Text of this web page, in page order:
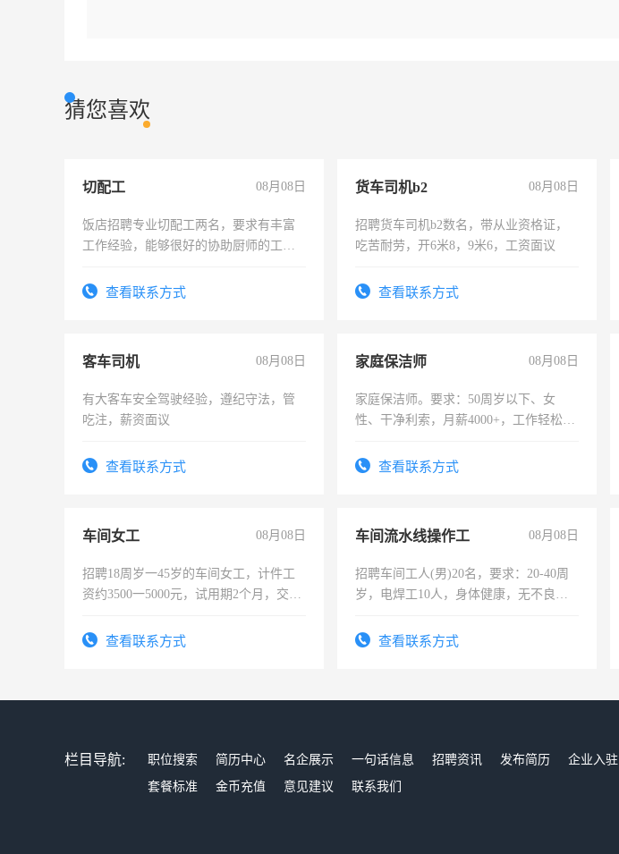
猜您喜欢
切配工 08月08日
饭店招聘专业切配工两名，要求有丰富
工作经验，能够很好的协助厨师的工
4500。查看联系方式
货车司机b2 08月08日
招聘货车司机b2数名，带从业资格证，
吃苦耐劳，开6米8，9米6，工资面议
查看联系方式
客车司机 08月08日
有大客车安全驾驶经验，遵纪守法，管
吃注，薪资面议
查看联系方式
家庭保洁师 08月08日
家庭保洁师。要求：50周岁以下、女
性、干净利索，月薪4000+，工作轻松，
太太等。查看联系方式
车间女工 08月08日
招聘18周岁一45岁的车间女工，计件工
资约3500一5000元，试用期2个月，交五
查看联系方式
车间流水线操作工 08月08日
招聘车间工人(男)20名，要求：20-40周
岁，电焊工10人，身体健康，无不良嗜
宿，免费发放劳保用品，两班倒，每月
查看联系方式
栏目导航: 职位搜索 简历中心 名企展示 一句话信息 招聘资讯 发布简历 企业入驻
套餐标准
金币充值 意见建议 联系我们